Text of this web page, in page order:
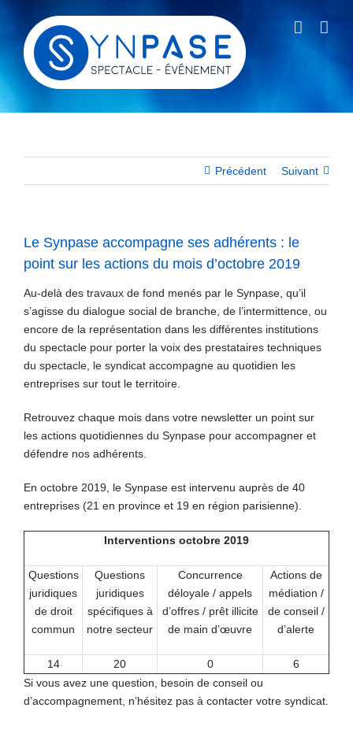
contenu
Précédent Suivant
Le Synpase accompagne ses adhérents : le
point sur les actions du mois d’octobre 2019
Au-delà des travaux de fond menés par le Synpase, qu’il
s’agisse du dialogue social de branche, de l’intermittence, ou
encore de la représentation dans les différentes institutions
du spectacle pour porter la voix des prestataires techniques
du spectacle, le syndicat accompagne au quotidien les
entreprises sur tout le territoire.
Retrouvez chaque mois dans votre newsletter un point sur
les actions quotidiennes du Synpase pour accompagner et
défendre nos adhérents.
En octobre 2019, le Synpase est intervenu auprès de 40
entreprises (21 en province et 19 en région parisienne).
Interventions octobre 2019
Questions
juridiques
de droit
commun
Questions
juridiques
spécifiques à
notre secteur
Concurrence
déloyale / appels
d’offres / prêt illicite
de main d’œuvre
Actions de
médiation /
de conseil /
d’alerte
14 20 0
6
Si vous avez une question, besoin de conseil ou
d’accompagnement, n’hésitez pas à contacter votre syndicat.